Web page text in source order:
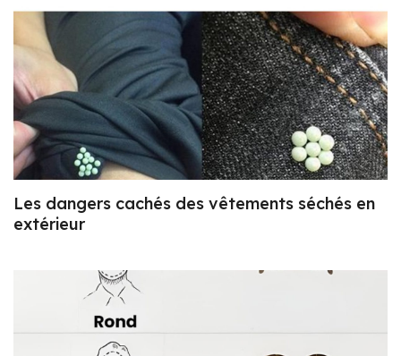
Les dangers cachés des vêtements séchés en
extérieur